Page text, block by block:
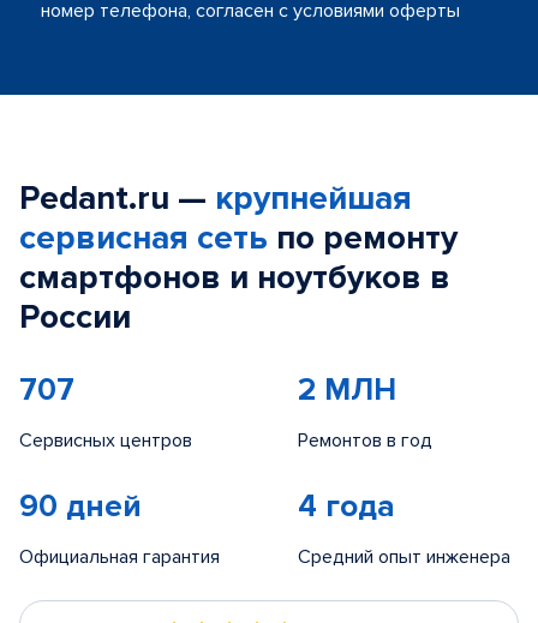
номер телефона, согласен с условиями оферты
Pedant.ru — крупнейшая
сервисная сеть по ремонту
смартфонов и ноутбуков в
России
707
Сервисных центров
2 МЛН
Ремонтов в год
90 дней
Официальная гарантия
4 года
Средний опыт инженера